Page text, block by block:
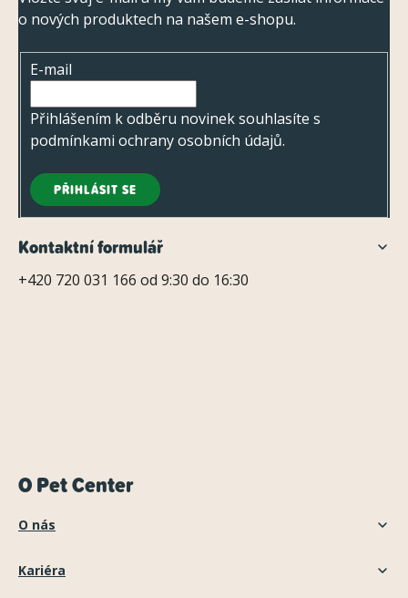
o nových produktech na našem e-shopu.
E-mail
Přihlášením k odběru novinek souhlasíte s
podmínkami ochrany osobních údajů.
PŘIHLÁSIT SE
Kontaktní formulář
+420 720 031 166 od 9:30 do 16:30
O Pet Center
O nás
Kariéra